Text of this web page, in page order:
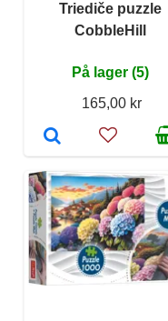
Triediče puzzle
CobbleHill
På lager (5)
165,00 kr